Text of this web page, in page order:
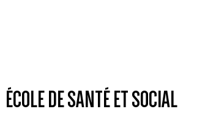
ÉCOLE DE SANTÉ ET SOCIAL